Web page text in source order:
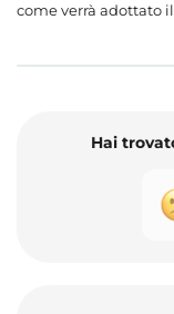
come verrà adottato
Hai